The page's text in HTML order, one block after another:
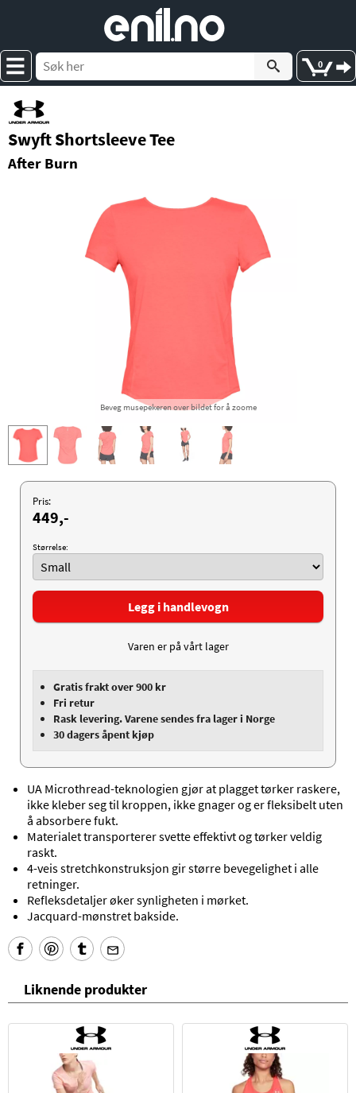
enil no
0
Swyft Shortsleeve Tee
After Burn
Beveg musepekeren over bildet for å zoome
Pris:
449,-
Størrelse:
Legg i handlevogn
Varen er på vårt lager
Gratis frakt over 900 kr
Fri retur
Rask levering. Varene sendes fra lager i Norge
30 dagers åpent kjøp
UA Microthread-teknologien gjør at plagget tørker raskere,
ikke kleber seg til kroppen, ikke gnager og er fleksibelt uten
å absorbere fukt.
Materialet transporterer svette effektivt og tørker veldig
raskt.
4-veis stretchkonstruksjon gir større bevegelighet i alle
retninger.
Refleksdetaljer øker synligheten i mørket.
Jacquard-mønstret bakside.
Liknende produkter